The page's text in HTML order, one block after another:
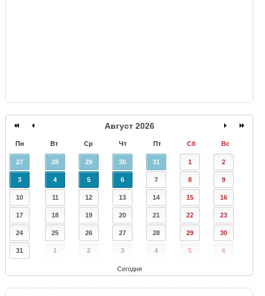
Август 2026
Пн Вт Ср Чт Пт Сб Вс
27 28 29 30 31 1 2
3 4 5 6 7 8 9
10 11 12 13 14 15 16
17 18 19 20 21 22 23
24 25 26 27 28 29 30
31 1 2 3 4 5 6
Сегодня